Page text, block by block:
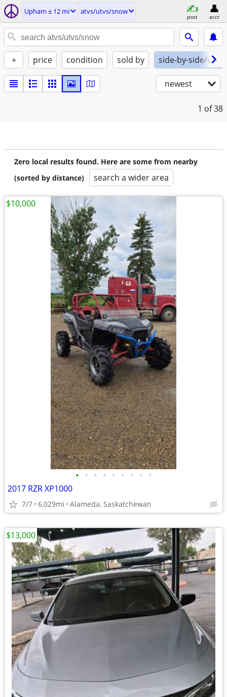
Upham ± 12 mi atvs/utvs/snow
post acct
+ price condition sold by side-by-side/utv
newest
1 of 38
Zero local results found. Here are some from nearby
(sorted by distance)
search a wider area
• • • • • • • • •
2017 RZR XP1000
7/7 6,029mi Alameda, Saskatchewan
$10,000
$13,000